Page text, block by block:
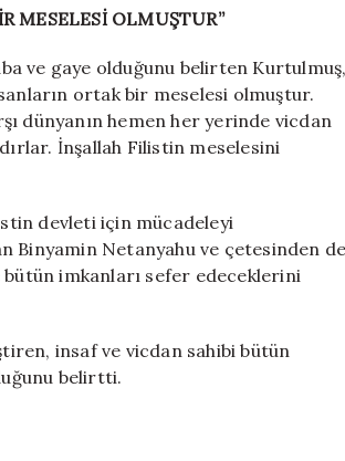
MESELESİ OLMUŞTUR”
ve gaye olduğunu belirten
ortak bir meselesi olmuştur.
dünyanın hemen her yerinde vicdan
İnşallah Filistin meselesini
devleti için mücadeleyi
Binyamin Netanyahu ve çetesinden
imkanları sefer edeceklerini
insaf ve vicdan sahibi bütün
belirtti.